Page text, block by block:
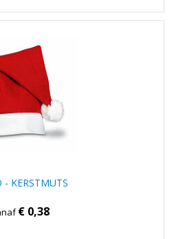
- KERSTMUTS
€ 0,38